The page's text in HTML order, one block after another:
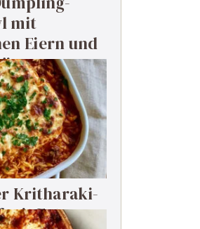
mit
Eiern und
Kritharaki-
mit Feta